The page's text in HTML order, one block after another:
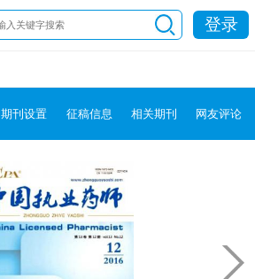
登录
期刊设置 征稿信息 相关期刊 网友评论